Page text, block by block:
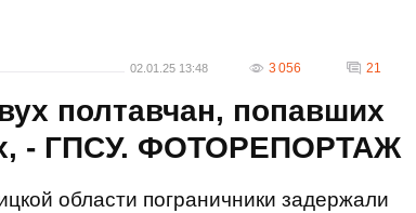
02.01.25 13:48 3 056 21
полтавчан, попавших
- ГПСУ. ФОТОРЕПОРТАЖ
области пограничники задержали